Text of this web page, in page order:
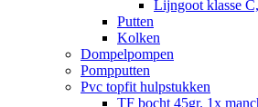
Lijngoot klasse
Putten
Kolken
Dompelpompen
Pompputten
Pvc topfit hulpstukken
TF bocht 45gr. 1x